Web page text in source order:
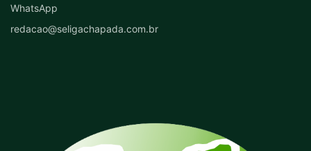
WhatsApp
redacao@seligachapada.com.br